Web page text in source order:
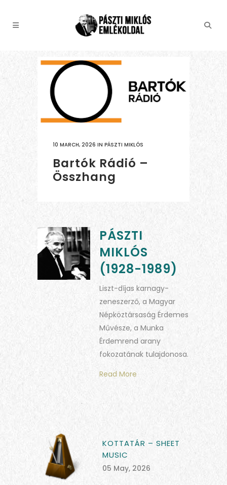
10 MARCH, 2026 IN PÁSZTI MIKLÓS
Bartók Rádió –
Összhang
PÁSZTI
MIKLÓS
(1928-1989)
Liszt-díjas karnagy-
zeneszerző, a Magyar
Népköztársaság Érdemes
Művésze, a Munka
Érdemrend arany
fokozatának tulajdonosa.
Read More
KOTTATÁR – SHEET
MUSIC
05 May, 2026